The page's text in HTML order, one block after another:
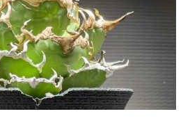
何があったのか、どうやって改善
書いておこうかと思います。 何
です。 朝起きたら
て、前日の続きから一緒に開発
ことがあったら調査してもらう。
って、内容を詰めていく。 まあ